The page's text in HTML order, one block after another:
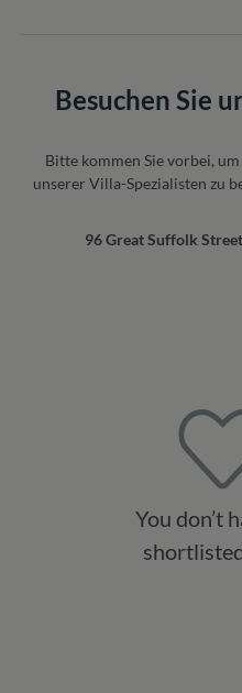
You don’t
Besuchen Sie
Bitte kommen Sie vorbei,
unserer Villa-Spezialisten zu
96 Great Suffolk